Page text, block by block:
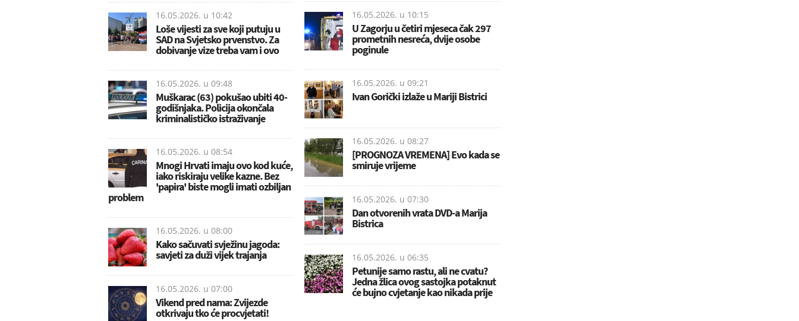
16.05.2026. u 10:42
Loše vijesti za sve koji putuju u
SAD na Svjetsko prvenstvo. Za
dobivanje vize treba vam i ovo
16.05.2026. u 09:48
Muškarac (63) pokušao ubiti 40-
godišnjaka. Policija okončala
kriminalističko istraživanje
16.05.2026. u 08:54
Mnogi Hrvati imaju ovo kod kuće,
iako riskiraju velike kazne. Bez
'papira' biste mogli imati ozbiljan
problem
16.05.2026. u 08:00
Kako sačuvati svježinu jagoda:
savjeti za duži vijek trajanja
16.05.2026. u 07:00
Vikend pred nama: Zvijezde
otkrivaju tko će procvjetati!
16.05.2026. u 10:15
U Zagorju u četiri mjeseca čak 297
prometnih nesreća, dvije osobe
poginule
16.05.2026. u 09:21
Ivan Gorički izlaže u Mariji Bistrici
16.05.2026. u 08:27
[PROGNOZA VREMENA] Evo kada se
smiruje vrijeme
16.05.2026. u 07:30
Dan otvorenih vrata DVD-a Marija
Bistrica
16.05.2026. u 06:35
Petunije samo rastu, ali ne cvatu?
Jedna žlica ovog sastojka potaknut
će bujno cvjetanje kao nikada prije